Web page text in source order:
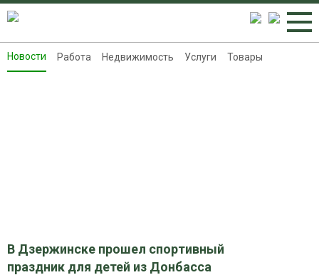
Новости
Новости Работа Недвижимость Услуги Товары
В Дзержинске прошел спортивный
праздник для детей из Донбасса